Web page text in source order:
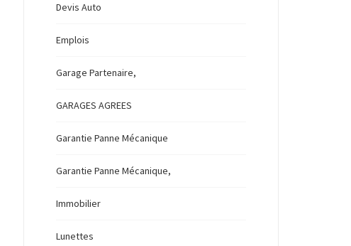
Devis Auto
Emplois
Garage Partenaire,
GARAGES AGREES
Garantie Panne Mécanique
Garantie Panne Mécanique,
Immobilier
Lunettes